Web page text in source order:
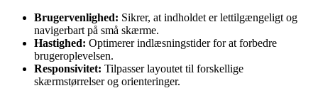
Brugervenlighed: Sikrer, at indholdet er lettilgængeligt og
navigerbart på små skærme.
Hastighed: Optimerer indlæsningstider for at forbedre
brugeroplevelsen.
Responsivitet: Tilpasser layoutet til forskellige
skærmstørrelser og orienteringer.